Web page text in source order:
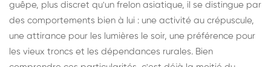
guêpe, plus discret qu'un frelon asiatique, il se distingue par
des comportements bien à lui : une activité au crépuscule,
une attirance pour les lumières le soir, une préférence pour
les vieux troncs et les dépendances rurales. Bien